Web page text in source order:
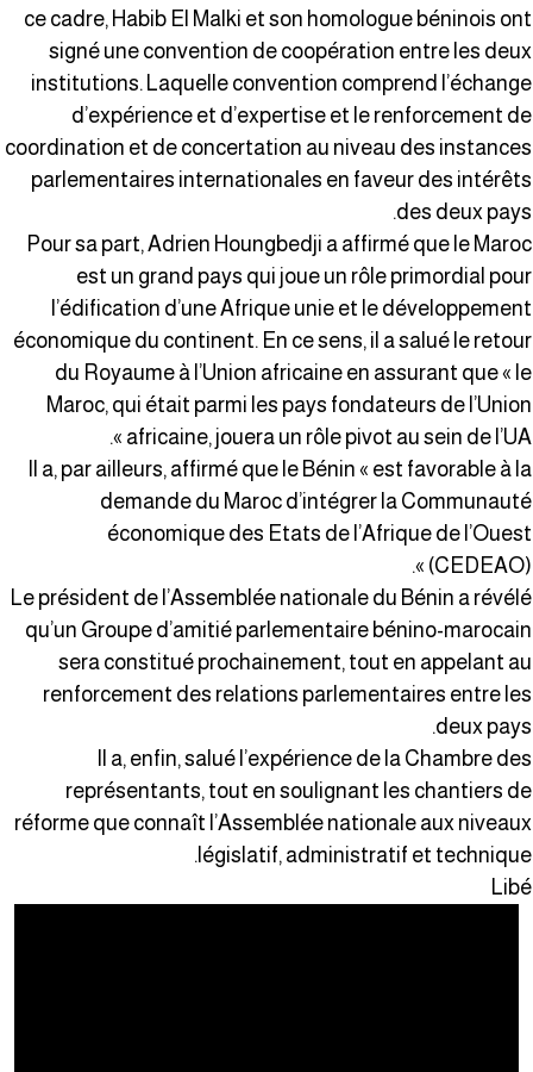
ce cadre, Habib El Malki et son homologue béninois
signé une convention de coopération entre les
institutions. Laquelle convention comprend
d’expérience et d’expertise et le renforcement
coordination et de concertation au niveau des
parlementaires internationales en faveur des
des deux
Pour sa part, Adrien Houngbedji a affirmé que le
est un grand pays qui joue un rôle primordial
l’édification d’une Afrique unie et le
économique du continent. En ce sens, il a salué le
du Royaume à l’Union africaine en assurant que «
Maroc, qui était parmi les pays fondateurs de
africaine, jouera un rôle pivot au sein de l’UA
Il a, par ailleurs, affirmé que le Bénin « est favorable à
demande du Maroc d’intégrer la
économique des Etats de l’Afrique de
(CEDEAO)
Le président de l’Assemblée nationale du Bénin a
qu’un Groupe d’amitié parlementaire bénino-
sera constitué prochainement, tout en appelant
renforcement des relations parlementaires entre
deux
Il a, enfin, salué l’expérience de la Chambre
représentants, tout en soulignant les chantiers
réforme que connaît l’Assemblée nationale aux
législatif, administratif et